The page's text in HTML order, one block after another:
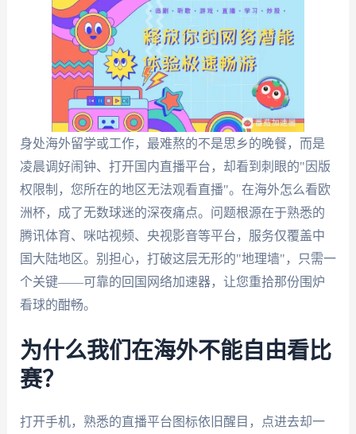
身处海外留学或工作，最难熬的不是思乡的晚餐，而是
凌晨调好闹钟、打开国内直播平台，却看到刺眼的"因版
权限制，您所在的地区无法观看直播"。在海外怎么看欧
洲杯，成了无数球迷的深夜痛点。问题根源在于熟悉的
腾讯体育、咪咕视频、央视影音等平台，服务仅覆盖中
国大陆地区。别担心，打破这层无形的"地理墙"，只需一
个关键——可靠的回国网络加速器，让您重拾那份围炉
看球的酣畅。
为什么我们在海外不能自由看比
赛？
打开手机，熟悉的直播平台图标依旧醒目，点进去却一